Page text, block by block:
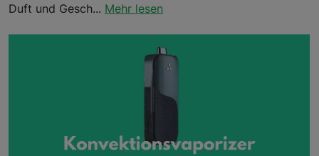
Duft und Gesch... Mehr lesen